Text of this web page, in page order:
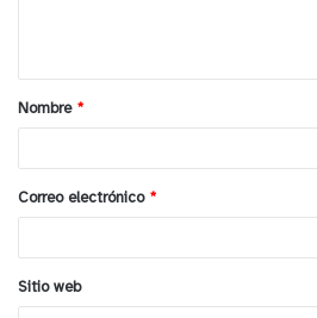
a
r
*
Nombre *
Correo electrónico *
Sitio web